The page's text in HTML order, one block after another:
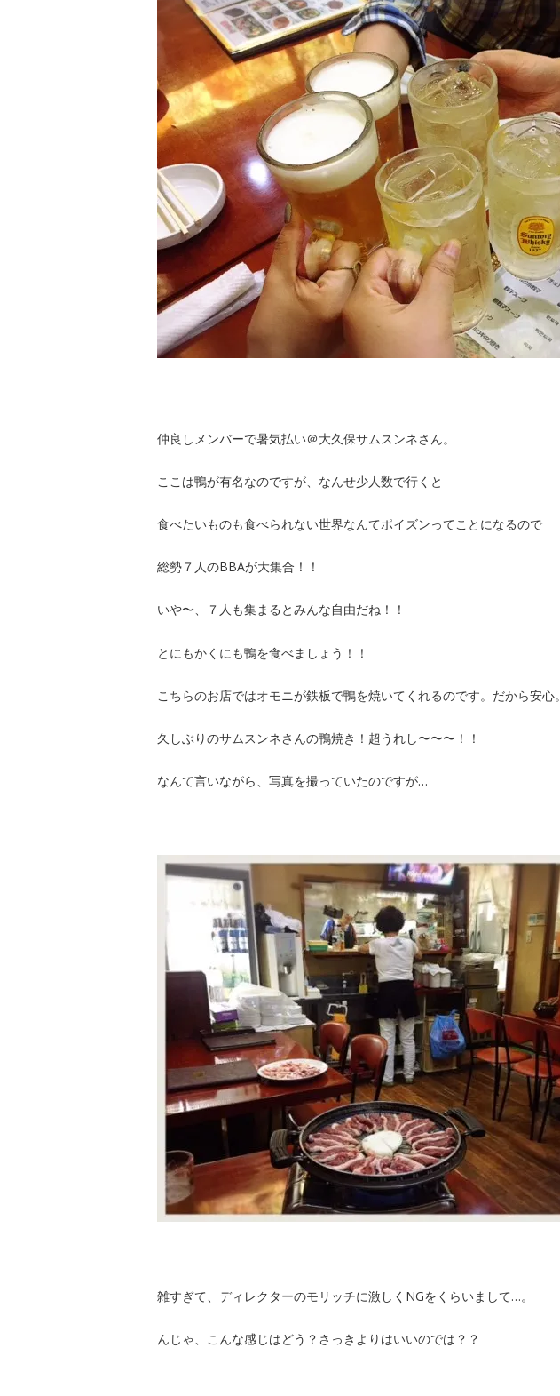
仲良しメンバーで暑気払い＠大久保サムスンネさん。
ここは鴨が有名なのですが、なんせ少人数で行くと
食べたいものも食べられない世界なんてポイズンってことになるので
総勢７人のBBAが大集合！！
いや〜、７人も集まるとみんな自由だね！！
とにもかくにも鴨を食べましょう！！
こちらのお店ではオモニが鉄板で鴨を焼いてくれるのです。だから安心。
久しぶりのサムスンネさんの鴨焼き！超うれし〜〜〜！！
なんて言いながら、写真を撮っていたのですが…
雑すぎて、ディレクターのモリッチに激しくNGをくらいまして…。
んじゃ、こんな感じはどう？さっきよりはいいのでは？？